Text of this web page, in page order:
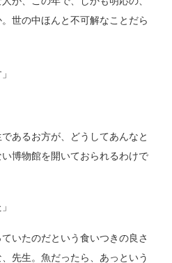
世の中ほんと不可解なことだら
あるお方が、どうしてあんなと
博物館を開いておられるわけで
いたのだという食いつきの良さ
先生。魚だったら、あっという